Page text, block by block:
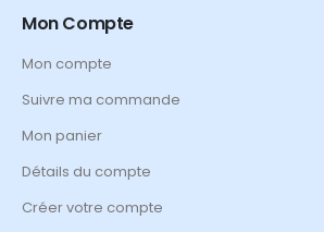
Mon Compte
Mon compte
Suivre ma commande
Mon panier
Détails du compte
Créer votre compte